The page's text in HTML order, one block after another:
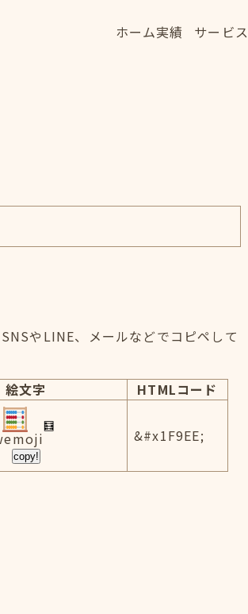
ホーム実績
サービス
やLINE、メールなどでコピペして
絵文字
HTMLコード
copy!
&#x1F9EE;